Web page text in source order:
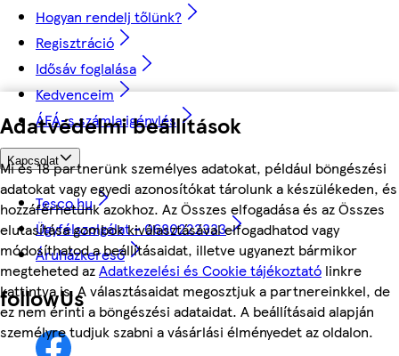
Adatvédelmi beállítások
Mi és 18 partnerünk személyes adatokat, például böngészési
adatokat vagy egyedi azonosítókat tárolunk a készülékeden, és
hozzáférhetünk azokhoz. Az Összes elfogadása és az Összes
elutasítása gombok kiválasztásával elfogadhatod vagy
módosíthatod a beállításaidat, illetve ugyanezt bármikor
megteheted azAdatkezelési és Cookie tájékoztató linkre
kattintva is. A választásaidat megosztjuk a partnereinkkel, de
ez nem érinti a böngészési adataidat. A beállításaid alapján
személyre tudjuk szabni a vásárlási élményedet az oldalon.
Hogyan rendelj tőlünk?
Regisztráció
Idősáv foglalása
Kedvenceim
ÁFÁ-s számla igénylés
Kapcsolat
Tesco.hu
Ügyfélszolgálat - 0680222333
Áruházkereső
followUs